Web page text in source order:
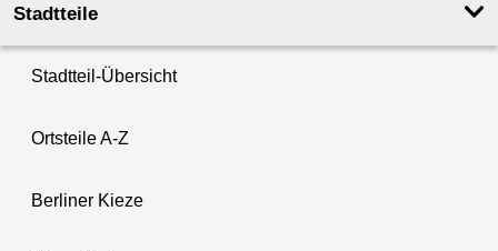
Stadtteile
Stadtteil-Übersicht
Ortsteile A-Z
Berliner Kieze